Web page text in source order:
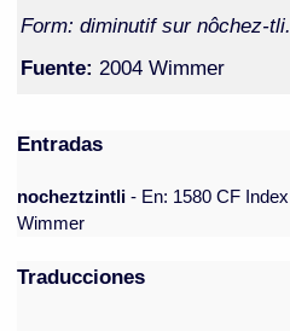
Form: diminutif sur nôchez-tli.
Fuente: 2004 Wimmer
Entradas
nocheztzintli- En: 1580 CF Index
Wimmer
Traducciones